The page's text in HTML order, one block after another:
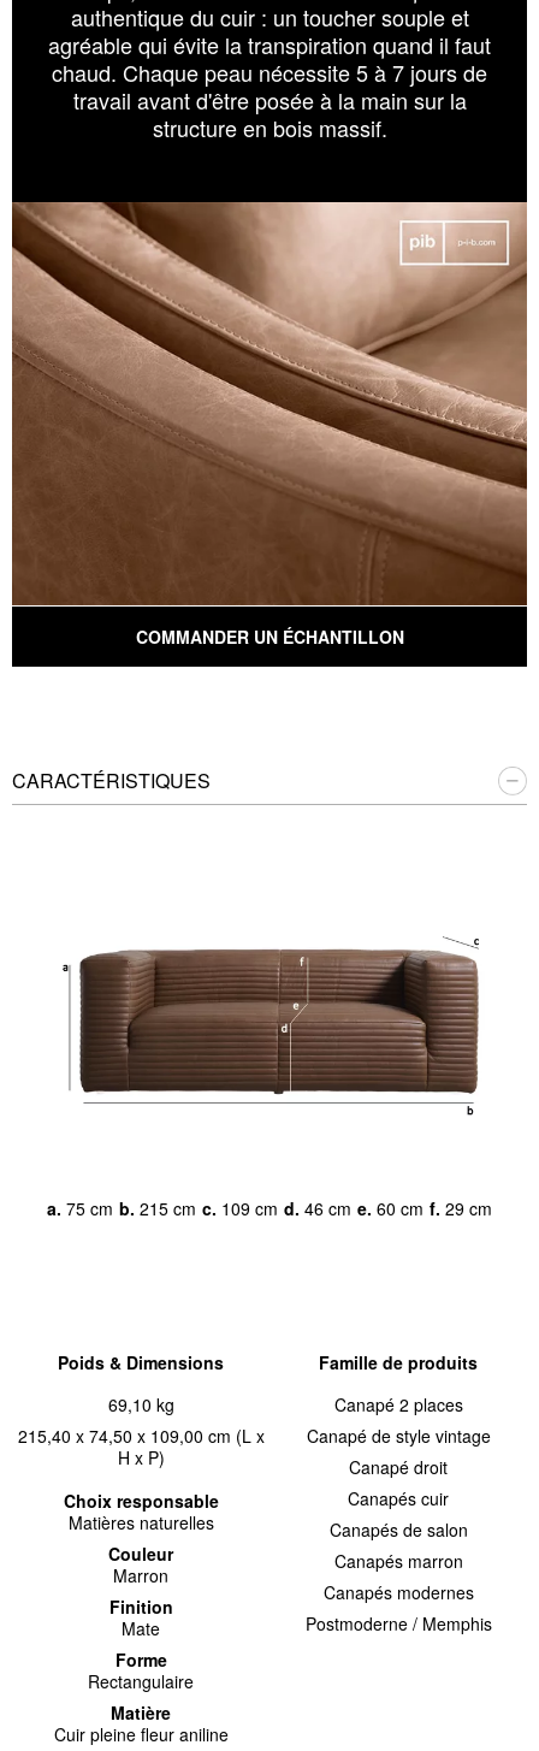
authentique du cuir : un toucher souple et
agréable qui évite la transpiration quand il faut
chaud. Chaque peau nécessite 5 à 7 jours de
travail avant d'être posée à la main sur la
structure en bois massif.
COMMANDER UN ÉCHANTILLON
CARACTÉRISTIQUES
a. 75 cm b. 215 cm c. 109 cm d. 46 cm e. 60 cm f. 29 cm
Poids & Dimensions
69,10 kg
215,40 x 74,50 x 109,00 cm (L x
H x P)
Choix responsable
Matières naturelles
Couleur
Marron
Finition
Mate
Forme
Rectangulaire
Matière
Cuir pleine fleur aniline
Famille de produits
Canapé 2 places
Canapé de style vintage
Canapé droit
Canapés cuir
Canapés de salon
Canapés marron
Canapés modernes
Postmoderne / Memphis